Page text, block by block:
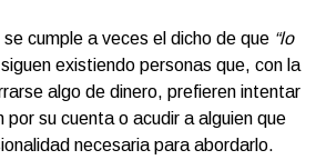
cumple a veces el dicho de que “lo
existiendo personas que, con la
algo de dinero, prefieren intentar
por su cuenta o acudir a alguien que
necesaria para abordarlo.